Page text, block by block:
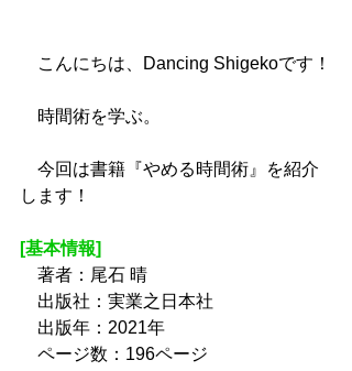
こんにちは、Dancing Shigekoです！
時間術を学ぶ。
今回は書籍『やめる時間術』を紹介
します！
[基本情報]
著者：尾石 晴
出版社：実業之日本社
出版年：2021年
ページ数：196ページ